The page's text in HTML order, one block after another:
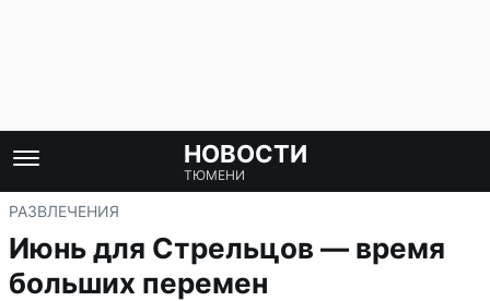
НОВОСТИ
ТЮМЕНИ
РАЗВЛЕЧЕНИЯ
Июнь для Стрельцов — время
больших перемен